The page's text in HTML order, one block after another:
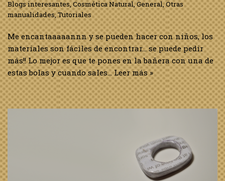
Blogs interesantes,Cosmética Natural,General,Otras
manualidades,Tutoriales
Me encantaaaaannn y se pueden hacer con niños, los
materiales son fáciles de encontrar… se puede pedir
más!! Lo mejor es que te pones en la bañera con una de
estas bolas y cuando sales…Leer más »